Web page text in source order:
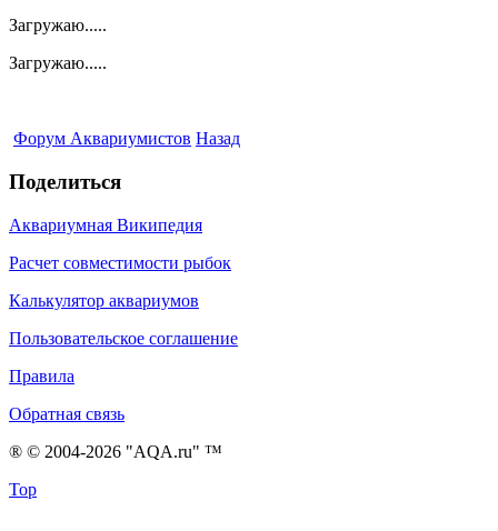
Загружаю.....
Загружаю.....
Форум Аквариумистов Назад
Поделиться
Аквариумная Википедия
Расчет совместимости рыбок
Калькулятор аквариумов
Пользовательское соглашение
Правила
Обратная связь
® © 2004-2026 "AQA.ru" ™
Top